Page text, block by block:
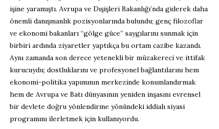
işine yaramıştı. Avrupa ve Dışişleri Bakanlığı’nda giderek daha
önemli danışmanlık pozisyonlarında bulundu; genç filozoflar
ve ekonomi bakanları “gölge güce” saygılarını sunmak için
birbiri ardında ziyaretler yaptıkça bu ortam cazibe kazandı.
Aynı zamanda son derece yetenekli bir müzakereci ve ittifak
kurucuydu; dostluklarını ve profesyonel bağlantılarını hem
ekonomi-politika yapımının merkezinde konumlandırmak
hem de Avrupa ve Batı dünyasının yeniden inşasını evrensel
bir devlete doğru yönlendirme yönündeki iddialı siyasi
programını ilerletmek için kullanıyordu.